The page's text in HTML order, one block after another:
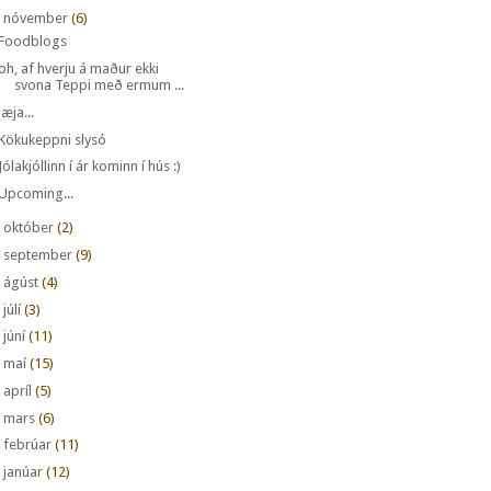
nóvember (6)
af hverju á maður ekki
svona Teppi með ermum ...
slysó
í ár kominn í hús :)
október (2)
september (9)
ágúst (4)
júlí (3)
júní (11)
maí (15)
apríl (5)
mars (6)
febrúar (11)
janúar (12)